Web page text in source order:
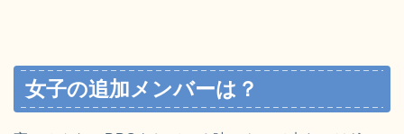
女子の追加メンバーは？